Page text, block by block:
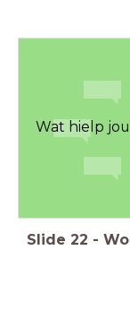
Wat hielp
Slide 22 -